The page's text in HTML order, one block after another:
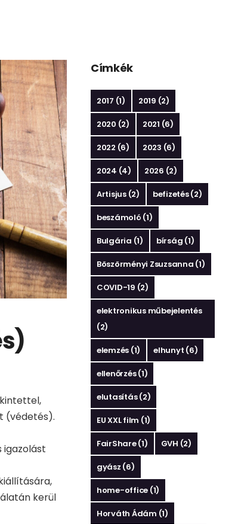
(védetés).
igazolást
kerül
Címkék
2017 (1) 2019 (2)
2020 (2) 2021 (6)
2022 (6) 2023 (6)
2024 (4) 2026 (2)
Artisjus(2) befizetés(2)
beszámoló (1)
Bulgária (1) bírság (1)
Böszörményi Zsuzsanna (1)
COVID-19 (2)
elektronikus műbejelentés
(2)
elemzés (1) elhunyt (6)
ellenőrzés(1)
elutasítás(2)
EU XXL film (1)
FairShare(1) GVH (2)
gyász (6)
home-office (1)
Horváth Ádám (1)